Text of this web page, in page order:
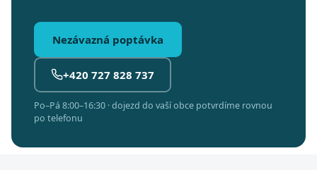
Nezávazná poptávka
+420 727 828 737
Po–Pá 8:00–16:30 · dojezd do vaší obce potvrdíme rovnou
po telefonu